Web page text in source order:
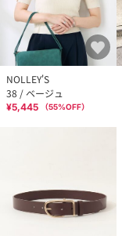
NOLLEY'S
38 / ベージュ
¥5,445 （55%OFF）